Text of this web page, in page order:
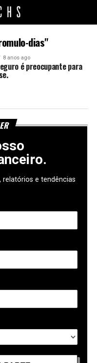
dias"
8 anos ago
é preocupante para
e tendências